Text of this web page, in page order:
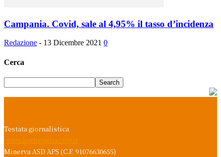
Campania. Covid, sale al 4,95% il tasso d’incidenza
Redazione - 13 Dicembre 2021 0
Cerca
Testata giornalistica
Minerva ASD APS (C.F. 91076630655)